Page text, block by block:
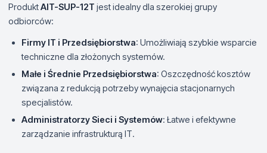
ProduktAIT-SUP-12T jest idealny dla szerokiej grupy
odbiorców:
Firmy IT i Przedsiębiorstwa: Umożliwiają szybkie wsparcie
techniczne dla złożonych systemów.
Małe i Średnie Przedsiębiorstwa: Oszczędność kosztów
związana z redukcją potrzeby wynajęcia stacjonarnych
specjalistów.
Administratorzy Sieci i Systemów: Łatwe i efektywne
zarządzanie infrastrukturą IT.